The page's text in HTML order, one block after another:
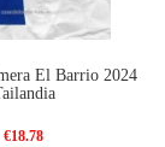
El Barrio 2024
€18.78